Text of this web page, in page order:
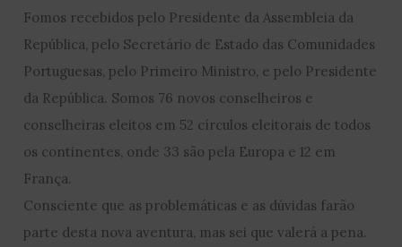
Fomos recebidos pelo Presidente da Assembleia da
República, pelo Secretário de Estado das Comunidades
Portuguesas, pelo Primeiro Ministro, e pelo Presidente
da República. Somos 76 novos conselheiros e
conselheiras eleitos em 52 círculos eleitorais de todos
os continentes, onde 33 são pela Europa e 12 em
França.
Consciente que as problemáticas e as dúvidas farão
parte desta nova aventura, mas sei que valerá a pena.